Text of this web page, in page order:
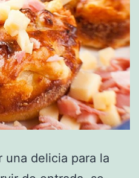
una delicia para la